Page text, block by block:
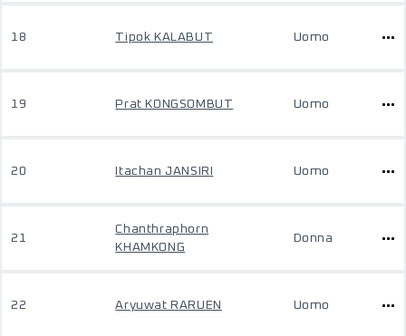
18 Tipok KALABUT Uomo
19 Prat KONGSOMBUT Uomo
20 Itachan JANSIRI Uomo
21
Chanthraphorn
KHAMKONG
Donna
22 Aryuwat RARUEN Uomo